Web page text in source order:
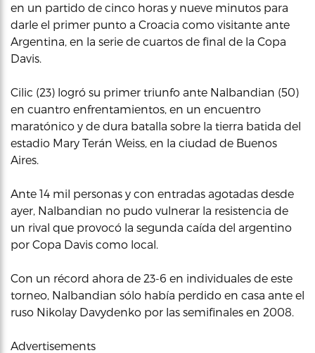
en un partido de cinco horas y nueve minutos para
darle el primer punto a Croacia como visitante ante
Argentina, en la serie de cuartos de final de la Copa
Davis.
Cilic (23) logró su primer triunfo ante Nalbandian (50)
en cuantro enfrentamientos, en un encuentro
maratónico y de dura batalla sobre la tierra batida del
estadio Mary Terán Weiss, en la ciudad de Buenos
Aires.
Ante 14 mil personas y con entradas agotadas desde
ayer, Nalbandian no pudo vulnerar la resistencia de
un rival que provocó la segunda caída del argentino
por Copa Davis como local.
Con un récord ahora de 23-6 en individuales de este
torneo, Nalbandian sólo había perdido en casa ante el
ruso Nikolay Davydenko por las semifinales en 2008.
Advertisements